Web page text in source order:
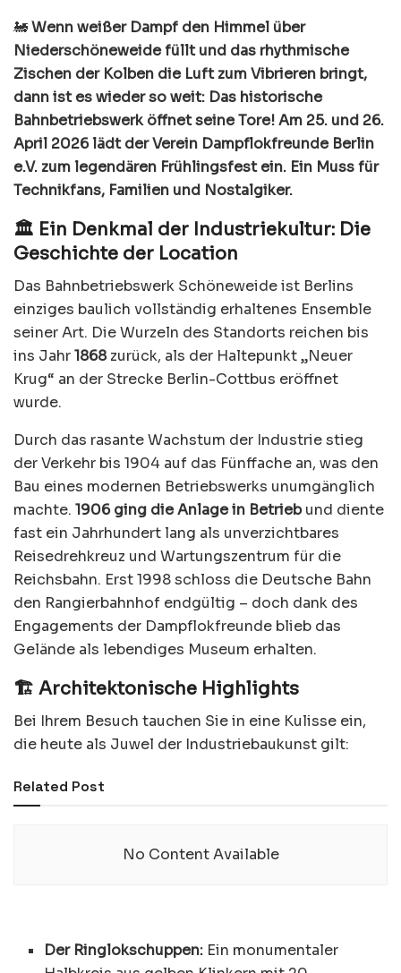
🚂Wenn weißer Dampf den Himmel über
Niederschöneweide füllt und das rhythmische
Zischen der Kolben die Luft zum Vibrieren bringt,
dann ist es wieder so weit: Das historische
Bahnbetriebswerk öffnet seine Tore! Am 25. und 26.
April 2026 lädt der Verein Dampflokfreunde Berlin
e.V. zum legendären Frühlingsfest ein. Ein Muss für
Technikfans, Familien und Nostalgiker.
🏛️ Ein Denkmal der Industriekultur: Die
Geschichte der Location
Das Bahnbetriebswerk Schöneweide ist Berlins
einziges baulich vollständig erhaltenes Ensemble
seiner Art. Die Wurzeln des Standorts reichen bis
ins Jahr1868zurück, als der Haltepunkt „Neuer
Krug“ an der Strecke Berlin-Cottbus eröffnet
wurde.
Durch das rasante Wachstum der Industrie stieg
der Verkehr bis 1904 auf das Fünffache an, was den
Bau eines modernen Betriebswerks unumgänglich
machte. 1906 ging die Anlage in Betriebund diente
fast ein Jahrhundert lang als unverzichtbares
Reisedrehkreuz und Wartungszentrum für die
Reichsbahn. Erst 1998 schloss die Deutsche Bahn
den Rangierbahnhof endgültig – doch dank des
Engagements der Dampflokfreunde blieb das
Gelände als lebendiges Museum erhalten.
🏗️ Architektonische Highlights
Bei Ihrem Besuch tauchen Sie in eine Kulisse ein,
die heute als Juwel der Industriebaukunst gilt:
Related Post
No Content Available
Der Ringlokschuppen: Ein monumentaler